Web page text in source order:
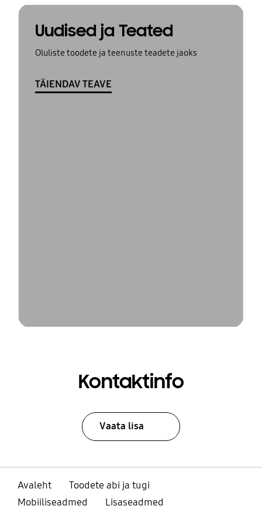
Uudised ja Teated
Oluliste toodete ja teenuste teadete jaoks
TÄIENDAV TEAVE
Kontaktinfo
Vaata lisa
Avaleht
Toodete abi ja tugi
Mobiiliseadmed
Lisaseadmed